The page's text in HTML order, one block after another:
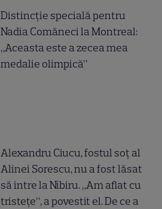
Distincție specială pentru
Nadia Comăneci la Montreal:
„Aceasta este a zecea mea
medalie olimpică”
Alexandru Ciucu, fostul soț al
Alinei Sorescu, nu a fost lăsat
să intre la Nibiru. „Am aflat cu
tristețe”, a povestit el. De ce a